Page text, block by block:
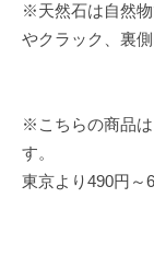
※天然石は自然物
やクラック、裏
※こちらの商品
す。
東京より490円～